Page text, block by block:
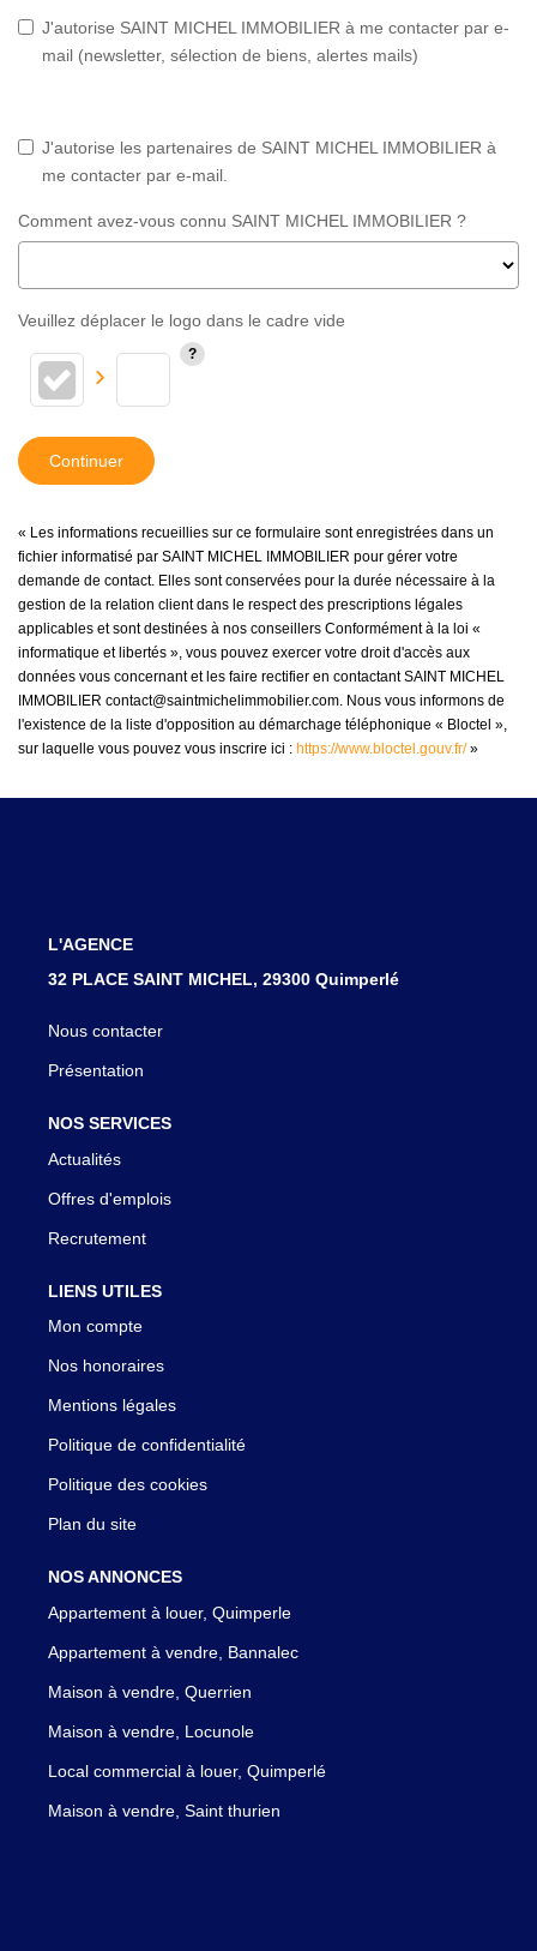
J'autorise SAINT MICHEL IMMOBILIER à me contacter par e-
mail (newsletter, sélection de biens, alertes mails)
J'autorise les partenaires de SAINT MICHEL IMMOBILIER à
me contacter par e-mail.
Comment avez-vous connu SAINT MICHEL IMMOBILIER ?
Veuillez déplacer le logo dans le cadre vide
Continuer
« Les informations recueillies sur ce formulaire sont enregistrées dans un
fichier informatisé par SAINT MICHEL IMMOBILIER pour gérer votre
demande de contact. Elles sont conservées pour la durée nécessaire à la
gestion de la relation client dans le respect des prescriptions légales
applicables et sont destinées à nos conseillers Conformément à la loi «
informatique et libertés », vous pouvez exercer votre droit d'accès aux
données vous concernant et les faire rectifier en contactant SAINT MICHEL
IMMOBILIER contact@saintmichelimmobilier.com. Nous vous informons de
l'existence de la liste d'opposition au démarchage téléphonique « Bloctel »,
sur laquelle vous pouvez vous inscrire ici : https://www.bloctel.gouv.fr/»
L'AGENCE
32 PLACE SAINT MICHEL, 29300 Quimperlé
Nous contacter
Présentation
NOS SERVICES
Actualités
Offres d'emplois
Recrutement
LIENS UTILES
Mon compte
Nos honoraires
Mentions légales
Politique de confidentialité
Politique des cookies
Plan du site
NOS ANNONCES
Appartement à louer, Quimperle
Appartement à vendre, Bannalec
Maison à vendre, Querrien
Maison à vendre, Locunole
Local commercial à louer, Quimperlé
Maison à vendre, Saint thurien